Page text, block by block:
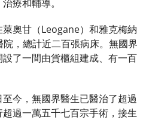
療和輔導。
奧甘（Leogane）和雅克梅納
院，總計近二百張病床。無國界
了一間由貨櫃組建成、有一百
今，無國界醫生已醫治了超過
過一萬五千七百宗手術，接生